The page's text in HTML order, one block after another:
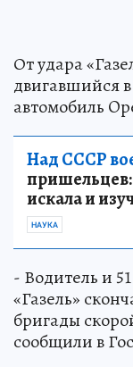
От удара
двигавшийся
автомобиль
Над СССР
пришельцев:
искала и
НАУКА
- Водитель и
«Газель»
бригады
сообщили в